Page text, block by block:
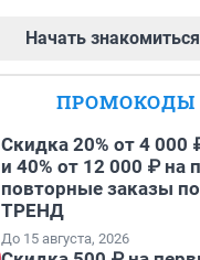
Начать знакомиться
ПРОМОКОДЫ
Скидка 20% от 4 000
и 40% от 12 000 ₽ на
повторные заказы
ТРЕНД
До 15 августа, 2026